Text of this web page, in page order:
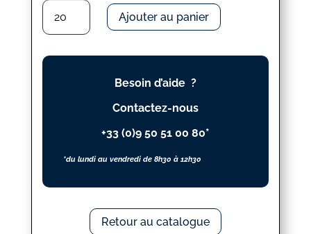
quantité
CHANTEUR
(le)
Ajouter au panier
Besoin d’aide ?
Contactez-nous
+33 (0)9 50 51 00 80*
*du lundi au vendredi de 8h30 à 12h30
Retour au catalogue